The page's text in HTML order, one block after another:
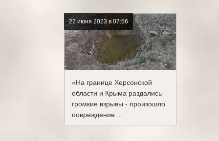
22 июня 2023 в 07:56
«На границе Херсонской
области и Крыма раздались
громкие взрывы - произошло
повреждение ...